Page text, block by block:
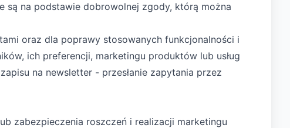
są na podstawie dobrowolnej zgody, którą można
oraz dla poprawy stosowanych funkcjonalności i
ich preferencji, marketingu produktów lub usług
na newsletter - przesłanie zapytania przez
zabezpieczenia roszczeń i realizacji marketingu